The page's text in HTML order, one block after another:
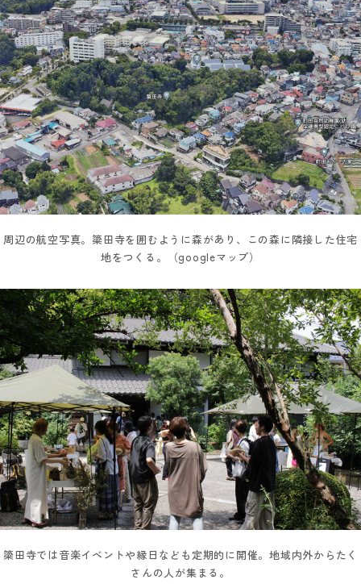
周辺の航空写真。簗田寺を囲むように森があり、この森に隣接した住宅
地をつくる。（googleマップ）
簗田寺では音楽イベントや縁日なども定期的に開催。地域内外からたく
さんの人が集まる。